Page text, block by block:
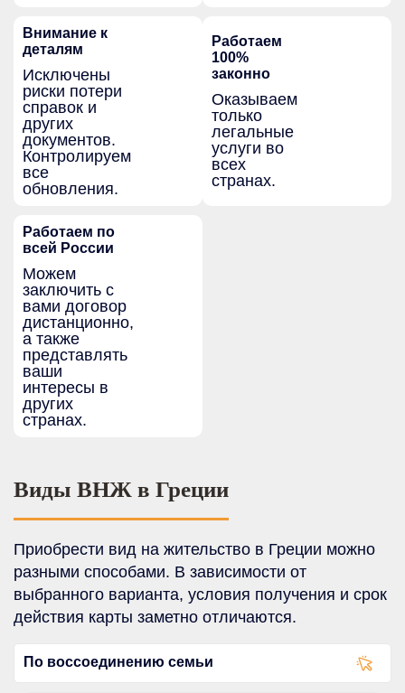
Внимание к
деталям
Исключены
риски потери
справок и
других
документов.
Контролируем
все
обновления.
Работаем
100%
законно
Оказываем
только
легальные
услуги во
всех
странах.
Работаем по
всей России
Можем
заключить с
вами договор
дистанционно,
а также
представлять
ваши
интересы в
других
странах.
Виды ВНЖ в Греции
Приобрести вид на жительство в Греции можно
разными способами. В зависимости от
выбранного варианта, условия получения и срок
действия карты заметно отличаются.
По воссоединению семьи